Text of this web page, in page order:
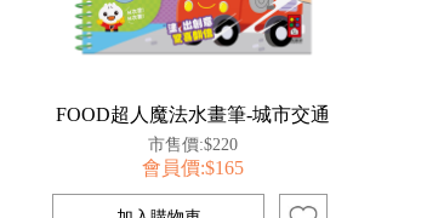
FOOD超人魔法水畫筆-城市交通
市售價:$220
會員價:$165